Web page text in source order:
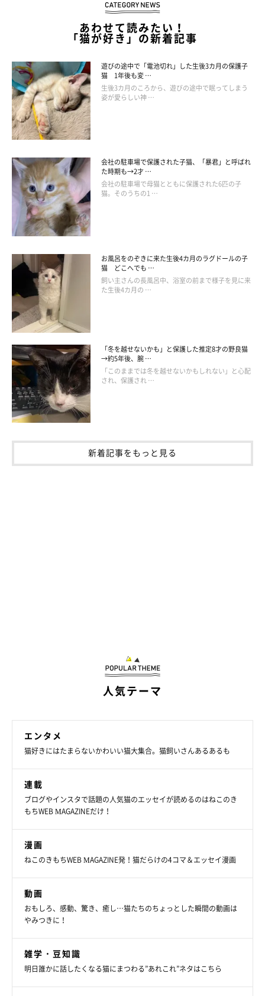
仲良くスヤァ。
@sora0905_rag
仲良くなってくれた2匹について、飼い主さんはこのような思い
を語っています。
飼い主さん：
「ソラはごはんの時間になるとウミが食べ始めるまで待っていた
り、お気に入りのおもちゃや場所を譲ってあげたりしています。
微笑ましい光景をよく目にしますが、一番癒される瞬間は
で寄り添いながら気持ちよさそうに寝ているとき
ソラとウミが仲良くなって、『猫ライフ』がますます楽しくなり
ました！」
体調不良で休む飼い主を心配そうに見守る猫
「そっと寄り添う姿」がイケメンすぎる
り添ってくれました。飼い主さん思いで優しいソラくんの行動や、
落ちないように“もっちり”支えてる？ クッシ
ョンが子猫を抱きかかえるかのような光景にク
ヨギボーがソラくんを支えているみたい？ 撮影当時の様子や、ヨ
ギボーにまつわるエピソードなど詳しいお話をうかがいました。
写真提供・取材協力／@sora0905_rag
取材・文／雨宮カイ
※この記事は投稿者さまに取材し、了承の上制作したものです。
2024年12月時点の情報であり、現在と異なる場合があります。
あわせて読みたい！
「猫が好き」の新着記事
遊びの途中で「電池切れ」した生後3カ月の保護子
猫 1年後も変 …
生後3カ月のころから、遊びの途中で眠ってしまう
姿が愛らしい神 …
会社の駐車場で保護された子猫、「暴君」と呼ばれ
た時期も→2才 …
会社の駐車場で母猫とともに保護された6匹の子
猫。そのうちの1 …
お風呂をのぞきに来た生後4カ月のラグドールの子
猫 どこへでも …
飼い主さんの長風呂中、浴室の前まで様子を見に来
た生後4カ月の …
「冬を越せないかも」と保護した推定8才の野良猫
→約5年後、腕 …
「このままでは冬を越せないかもしれない」と心配
され、保護され …
新着記事をもっと見る
人気テーマ
エンタメ
猫好きにはたまらないかわいい猫大集合。猫飼いさんあるあるも
連載
ブログやインスタで話題の人気猫のエッセイが読めるのはねこのき
もちWEB MAGAZINEだけ！
漫画
ねこのきもちWEB MAGAZINE発！猫だらけの4コマ＆エッセイ漫画
動画
おもしろ、感動、驚き、癒し…猫たちのちょっとした瞬間の動画は
やみつきに！
雑学・豆知識
明日誰かに話したくなる猫にまつわる”あれこれ”ネタはこちら